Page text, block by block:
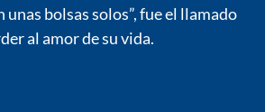
bolsas solos”, fue el llamado
al amor de su vida.